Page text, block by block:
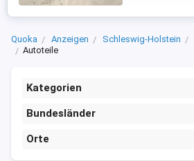
Quoka Anzeigen Schleswig-Holstein
Autoteile
Kategorien
Bundesländer
Orte